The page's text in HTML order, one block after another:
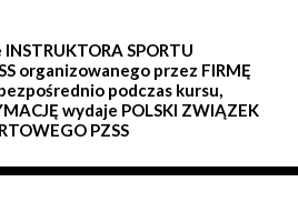
SPORTU
organizowanego przez FIRMĘ
podczas kursu,
wydaje POLSKI ZWIĄZEK
PZSS